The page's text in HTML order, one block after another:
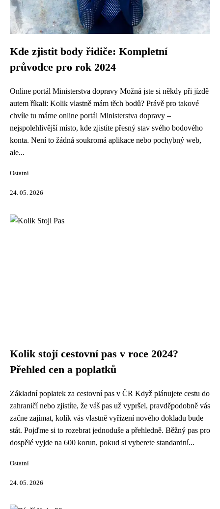
Kde zjistit body řidiče: Kompletní
průvodce pro rok 2024
Online portál Ministerstva dopravy Možná jste si někdy při jízdě
autem říkali: Kolik vlastně mám těch bodů? Právě pro takové
chvíle tu máme online portál Ministerstva dopravy –
nejspolehlivější místo, kde zjistíte přesný stav svého bodového
konta. Není to žádná soukromá aplikace nebo pochybný web,
ale...
Ostatní
24. 05. 2026
Kolik stojí cestovní pas v roce 2024?
Přehled cen a poplatků
Základní poplatek za cestovní pas v ČR Když plánujete cestu do
zahraničí nebo zjistíte, že váš pas už vypršel, pravděpodobně vás
začne zajímat, kolik vás vlastně vyřízení nového dokladu bude
stát. Pojďme si to rozebrat jednoduše a přehledně. Běžný pas pro
dospělé vyjde na 600 korun, pokud si vyberete standardní...
Ostatní
24. 05. 2026